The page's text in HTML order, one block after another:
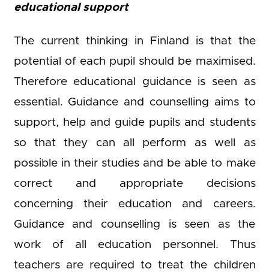
educational support
The current thinking in Finland is that the
potential of each pupil should be maximised.
Therefore educational guidance is seen as
essential. Guidance and counselling aims to
support, help and guide pupils and students
so that they can all perform as well as
possible in their studies and be able to make
correct and appropriate decisions
concerning their education and careers.
Guidance and counselling is seen as the
work of all education personnel. Thus
teachers are required to treat the children